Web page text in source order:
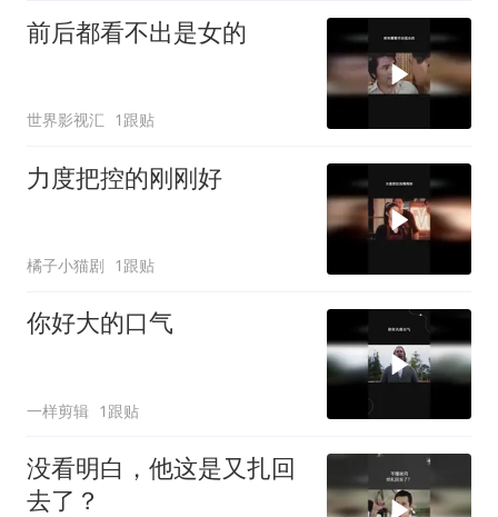
前后都看不出是女的
世界影视汇 1跟贴
力度把控的刚刚好
橘子小猫剧 1跟贴
你好大的口气
一样剪辑 1跟贴
没看明白，他这是又扎回
去了？